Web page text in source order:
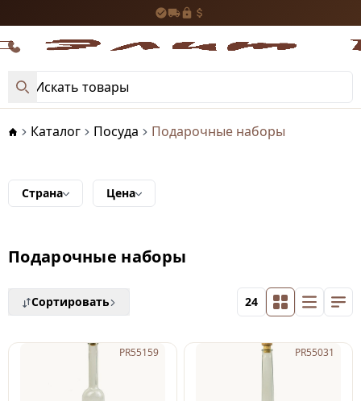
Каталог Посуда Подарочные наборы
Страна Цена
Подарочные наборы
Сортировать 24
PR55159 PR55031